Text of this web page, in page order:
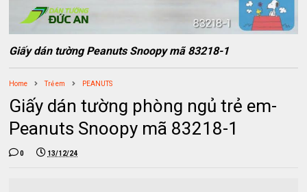
Giấy dán tường Peanuts Snoopy mã 83218-1
Home Trẻ em PEANUTS
Giấy dán tường phòng ngủ trẻ em-
Peanuts Snoopy mã 83218-1
0 13/12/24